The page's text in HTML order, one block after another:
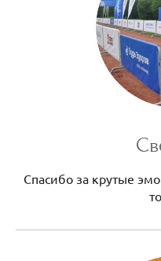
Спасибо за крутые